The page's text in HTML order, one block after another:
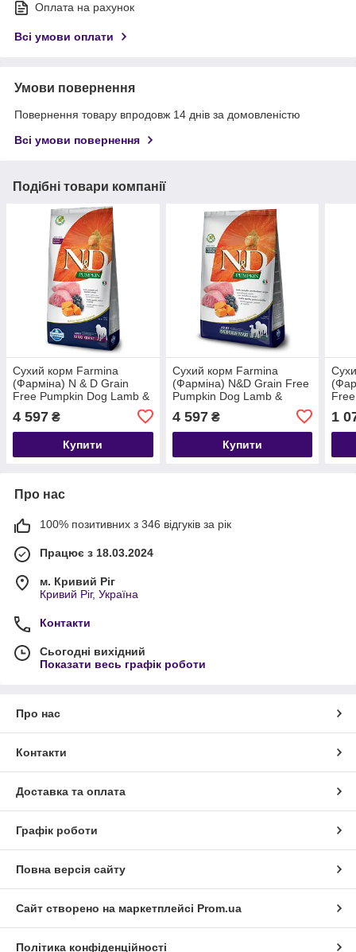
Оплата на рахунок
Всі умови оплати
Умови повернення
Повернення товару впродовж 14 днів за домовленістю
Всі умови повернення
Подібні товари компанії
Сухий корм Farmina
(Фарміна) N & D Grain
Free Pumpkin Dog Lamb &
Blueberry Adult Giant Maxi
беззерновий для
гігантських порід
4 597 ₴
Купити
Сухий корм Farmina
(Фарміна) N&D Grain Free
Pumpkin Dog Lamb &
Blueberry Adult Medium &
Maxi беззерновий для
собак 12 кг
4 597₴
Купити
для
1
Про нас
100% позитивних з 346 відгуків за рік
Працює з 18.03.2024
м. Кривий Ріг
Кривий Ріг, Україна
Контакти
Сьогодні вихідний
Показати весь графік роботи
Про нас
Контакти
Доставка та оплата
Графік роботи
Повна версія сайту
Сайт створено на маркетплейсі Prom.ua
Політика конфіденційності